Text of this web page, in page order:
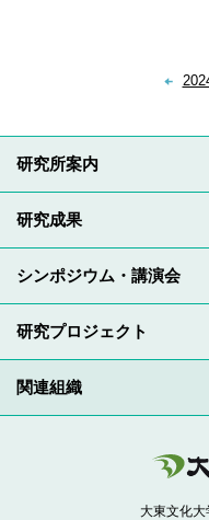
関連組織
大東文化
研究所案内
研究成果
シンポジウム・講演会
研究プロジェクト